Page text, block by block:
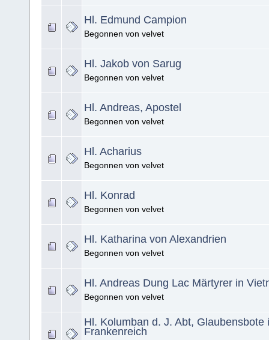
Hl. Edmund Campion
Begonnen von velvet
Hl. Jakob von Sarug
Begonnen von velvet
Hl. Andreas, Apostel
Begonnen von velvet
Hl. Acharius
Begonnen von velvet
Hl. Konrad
Begonnen von velvet
Hl. Katharina von Alexandrien
Begonnen von velvet
Hl. Andreas Dung Lac Märtyrer in
Begonnen von velvet
Hl. Kolumban d. J. Abt, Glaubensbote
Frankenreich